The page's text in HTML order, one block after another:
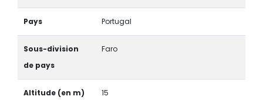
Pays Portugal
Sous-division
de pays
Faro
Altitude (en m) 15